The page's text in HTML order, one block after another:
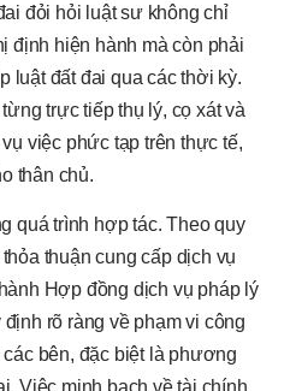
đỏi hỏi luật sư không chỉ
định hiện hành mà còn phải
luật đất đai qua các thời kỳ.
trực tiếp thụ lý, cọ xát và
việc phức tạp trên thực tế,
thân chủ.
quá trình hợp tác. Theo quy
thuận cung cấp dịch vụ
Hợp đồng dịch vụ pháp lý
rõ ràng về phạm vi công
bên, đặc biệt là phương